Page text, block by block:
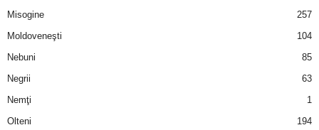
Misogine
257
Moldoveneşti
104
Nebuni
85
Negrii
63
Nemţi
1
Olteni
194